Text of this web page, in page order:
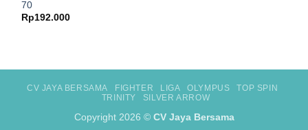
70
Rp192.000
CV JAYA BERSAMA FIGHTER LIGA OLYMPUS
TOP SPIN
TRINITY
SILVER ARROW
Copyright 2026 © CV Jaya Bersama